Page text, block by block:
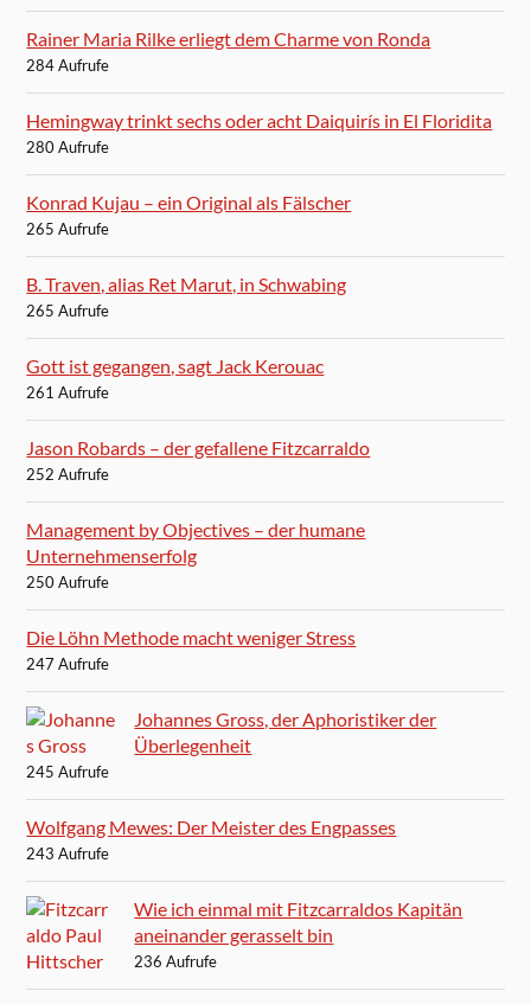
Rainer Maria Rilke erliegt dem Charme von Ronda
284 Aufrufe
Hemingway trinkt sechs oder acht Daiquirís in El Floridita
280 Aufrufe
Konrad Kujau – ein Original als Fälscher
265 Aufrufe
B. Traven, alias Ret Marut, in Schwabing
265 Aufrufe
Gott ist gegangen, sagt Jack Kerouac
261 Aufrufe
Jason Robards – der gefallene Fitzcarraldo
252 Aufrufe
Management by Objectives – der humane
Unternehmenserfolg
250 Aufrufe
Die Löhn Methode macht weniger Stress
247 Aufrufe
Johannes Gross, der Aphoristiker der
Überlegenheit
245 Aufrufe
Wolfgang Mewes: Der Meister des Engpasses
243 Aufrufe
Wie ich einmal mit Fitzcarraldos Kapitän
aneinander gerasselt bin
236 Aufrufe